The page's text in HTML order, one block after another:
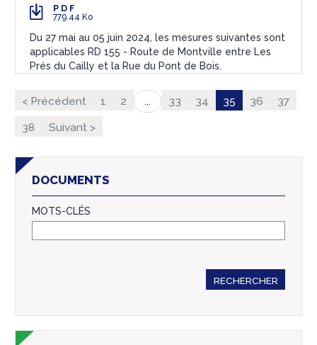
PDF
779.44 Ko
Du 27 mai au 05 juin 2024, les mesures suivantes sont
applicables RD 155 - Route de Montville entre Les
Prés du Cailly et la Rue du Pont de Bois.
< Précédent 1 2 ... 33 34 35 36 37
38 Suivant >
DOCUMENTS
MOTS-CLÉS
RECHERCHER